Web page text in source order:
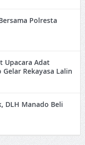
Polresta
Upacara Adat
Rekayasa Lalin
DLH Manado Beli